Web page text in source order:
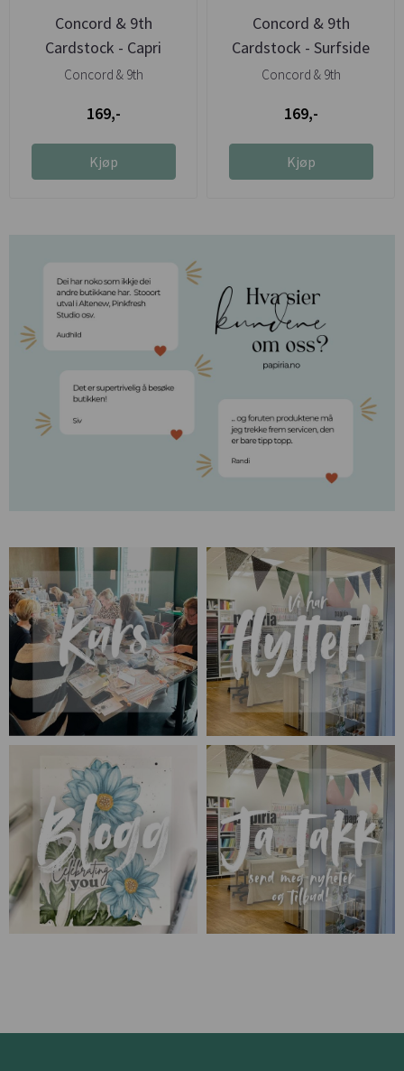
Concord & 9th
Cardstock - Capri
Concord & 9th
169,-
Kjøp
Concord & 9th
Cardstock - Surfside
Concord & 9th
169,-
Kjøp